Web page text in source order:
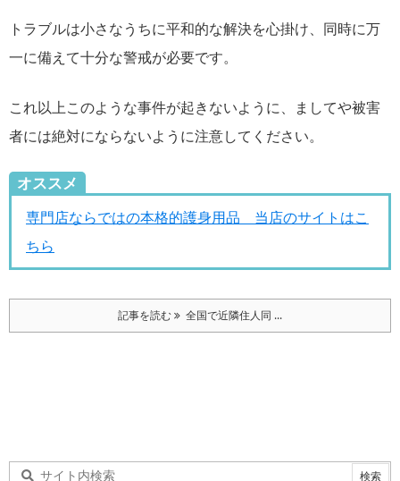
トラブルは小さなうちに平和的な解決を心掛け、同時に万
一に備えて十分な警戒が必要です。
これ以上このような事件が起きないように、ましてや被害
者には絶対にならないように注意してください。
オススメ
専門店ならではの本格的護身用品 当店のサイトはこ
ちら
記事を読む 全国で近隣住人同 ...